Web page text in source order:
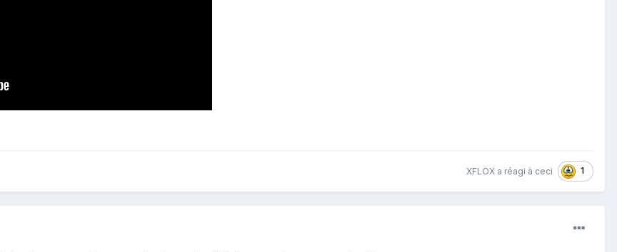
XFLOX a réagi à ceci 1